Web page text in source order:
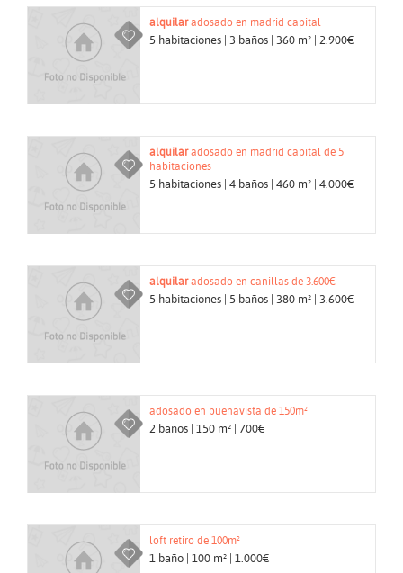
alquilaradosado en madrid capital
5 habitaciones | 3 baños | 360 m² | 2.900€
alquilaradosado en madrid capital de 5
habitaciones
5 habitaciones | 4 baños | 460 m² | 4.000€
alquilaradosado en canillas de 3.600€
5 habitaciones | 5 baños | 380 m² | 3.600€
adosado en buenavista de 150m²
2 baños | 150 m² | 700€
loft retiro de 100m²
1 baño | 100 m² | 1.000€